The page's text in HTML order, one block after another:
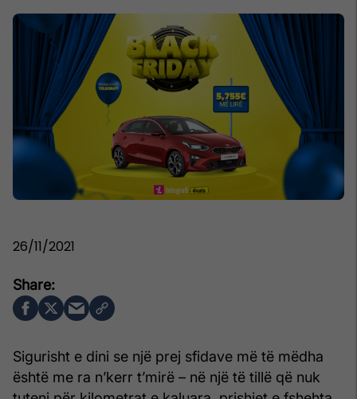
Sigurisht e dini se një prej sfidave më të mëdha
është me ra n’kerr t’mirë – në një të tillë që nuk
26/11/2021